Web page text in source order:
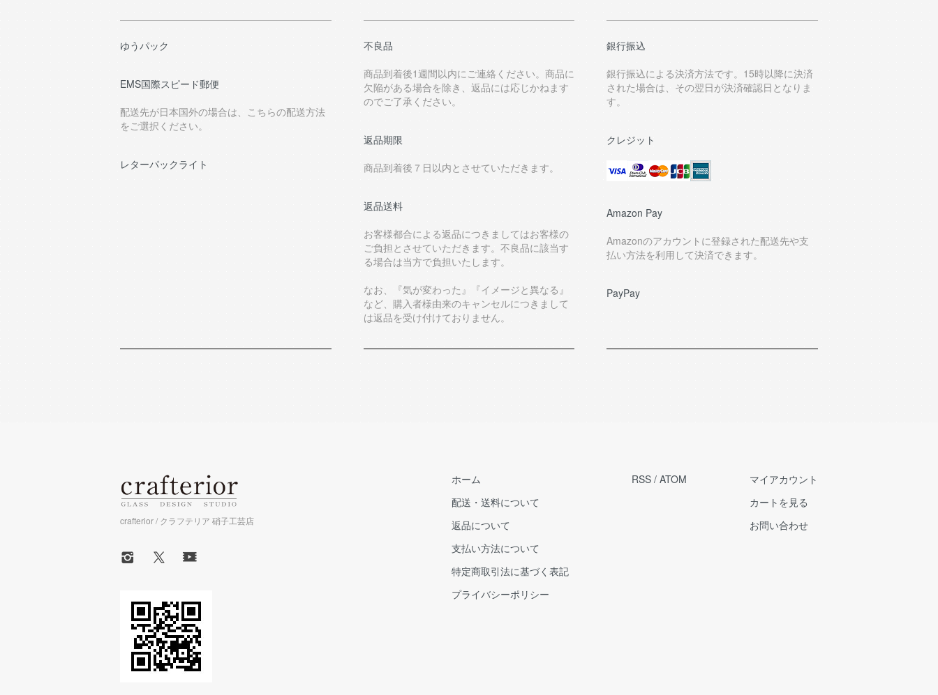
ゆうパック
EMS国際スピード郵便
配送先が日本国外の場合は、こちらの配送方法
をご選択ください。
レターパックライト
不良品
商品到着後1週間以内にご連絡ください。商品に
欠陥がある場合を除き、返品には応じかねます
のでご了承ください。
返品期限
商品到着後７日以内とさせていただきます。
返品送料
お客様都合による返品につきましてはお客様の
ご負担とさせていただきます。不良品に該当す
る場合は当方で負担いたします。
なお、『気が変わった』『イメージと異なる』
など、購入者様由来のキャンセルにつきまして
は返品を受け付けておりません。
銀行振込
銀行振込による決済方法です。15時以降に決済
された場合は、その翌日が決済確認日となりま
す。
クレジット
Amazon Pay
Amazonのアカウントに登録された配送先や支
払い方法を利用して決済できます。
PayPay
crafterior / クラフテリア 硝子工芸店
ホーム
配送・送料について
返品について
支払い方法について
特定商取引法に基づく表記
プライバシーポリシー
RSS / ATOM
マイアカウント
カートを見る
お問い合わせ